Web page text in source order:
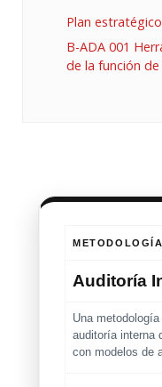
Plan
B-ADA 001
de la función
Auditoría
Una
auditoría interna
con modelos de